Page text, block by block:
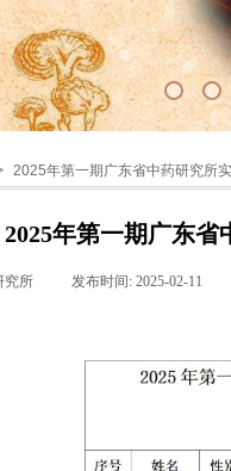
2025年第一期广东省中药研究所
2025年第一期广东
究所 发布时间: 2025-02-11